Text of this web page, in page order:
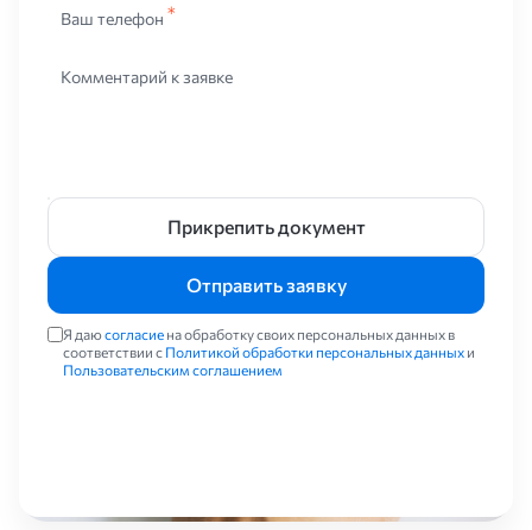
Ваш телефон
Комментарий к заявке
Прикрепить документ
Отправить заявку
Я даюсогласие на обработку своих персональных данных в
соответствии с Политикой обработки персональных данных и
Пользовательским соглашением